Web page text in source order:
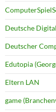
Deutsche
Deutscher
Edutopia
Eltern LAN
game